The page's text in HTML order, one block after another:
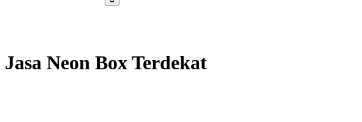
Jasa Neon Box Terdekat